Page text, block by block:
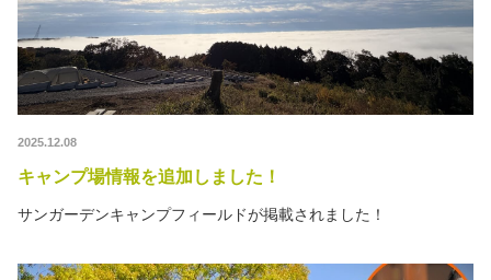
2025.12.08
キャンプ場情報を追加しました！
サンガーデンキャンプフィールドが掲載されました！